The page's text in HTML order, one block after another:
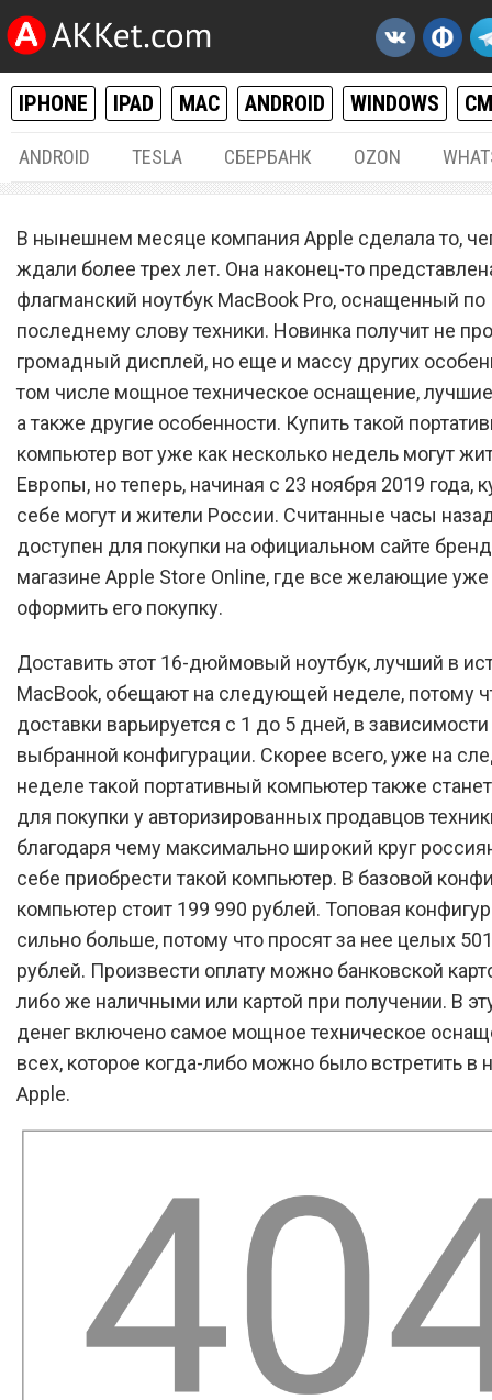
IPHONE IPAD MAC ANDROID WINDOWS
ANDROID TESLA СБЕРБАНК OZON
Apple запустила в
самый лучший MacBook
В нынешнем месяце компания Apple сделала то,
ждали более трех лет. Она наконец-то
флагманский ноутбук MacBook Pro, оснащенный по
последнему слову техники. Новинка получит не
громадный дисплей, но еще и массу других
том числе мощное техническое оснащение,
а также другие особенности. Купить такой
компьютер вот уже как несколько недель могут
Европы, но теперь, начиная с 23 ноября 2019 года,
себе могут и жители России. Считанные часы
доступен для покупки на официальном сайте
магазине Apple Store Online, где все желающие уже
оформить его покупку.
Доставить этот 16-дюймовый ноутбук, лучший в
MacBook, обещают на следующей неделе, потому
доставки варьируется с 1 до 5 дней, в зависимости
выбранной конфигурации. Скорее всего, уже на
неделе такой портативный компьютер также
для покупки у авторизированных продавцов
благодаря чему максимально широкий круг
себе приобрести такой компьютер. В базовой
компьютер стоит 199 990 рублей. Топовая
сильно больше, потому что просят за нее целых
рублей. Произвести оплату можно банковской
либо же наличными или картой при получении. В
денег включено самое мощное техническое
всех, которое когда-либо можно было встретить в
Apple.